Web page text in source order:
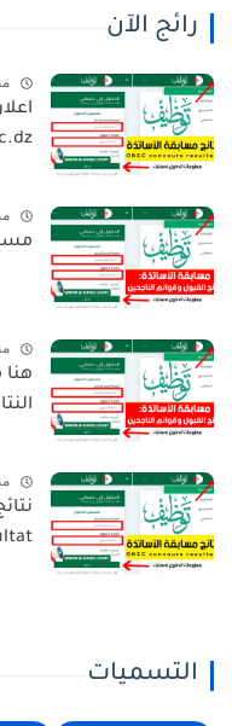
رائج الآن
منذ
اعلان
منذ
مسابقة
منذ
هنا
النتائج 2026 - concours.onec.dz
منذ
التسميات